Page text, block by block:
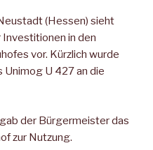
(Hessen) sieht
Investitionen in den
vor. Kürzlich wurde
U 427 an die
der Bürgermeister das
zur Nutzung.